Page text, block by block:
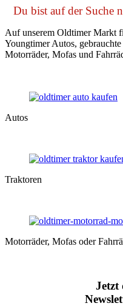
Du bist auf der Suche
Auf unserem Oldtimer Markt
Youngtimer Autos,
Motorräder, Mofas und
Autos
Traktoren
Motorräder, Mofas oder
Jetzt